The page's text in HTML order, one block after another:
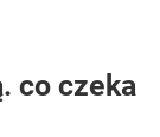
co czeka